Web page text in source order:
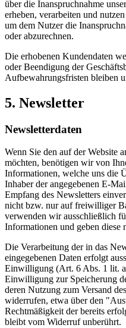
über die Inanspruchnahme
erheben, verarbeiten und
um dem Nutzer die
oder abzurechnen.
Die erhobenen Kundendaten
oder Beendigung der
Aufbewahrungsfristen bleiben
5. Newsletter
Newsletterdaten
Wenn Sie den auf der Website
möchten, benötigen wir von
Informationen, welche uns die
Inhaber der angegebenen E-
Empfang des Newsletters
nicht bzw. nur auf freiwilliger
verwenden wir ausschließlich
Informationen und geben diese
Die Verarbeitung der in das
eingegebenen Daten erfolgt
Einwilligung (Art. 6 Abs. 1 lit.
Einwilligung zur Speicherung
deren Nutzung zum Versand
widerrufen, etwa über den
Rechtmäßigkeit der bereits
bleibt vom Widerruf unberührt.